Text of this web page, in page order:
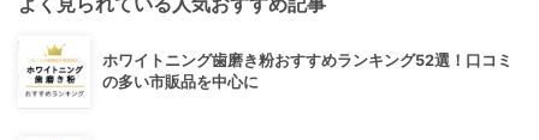
ホワイトニング歯磨き粉おすすめランキング52選！口コミ
の多い市販品を中心に